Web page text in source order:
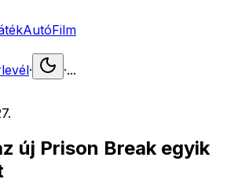
AutóFilm
· ·...
új Prison Break egyik